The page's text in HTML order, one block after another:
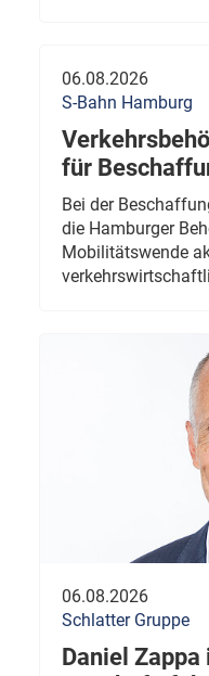
06.08.2026
S-Bahn Hamburg
für
Bei der
die Hamburger
Mobilitätswende
06.08.2026
Schlatter Gruppe
Daniel Zappa